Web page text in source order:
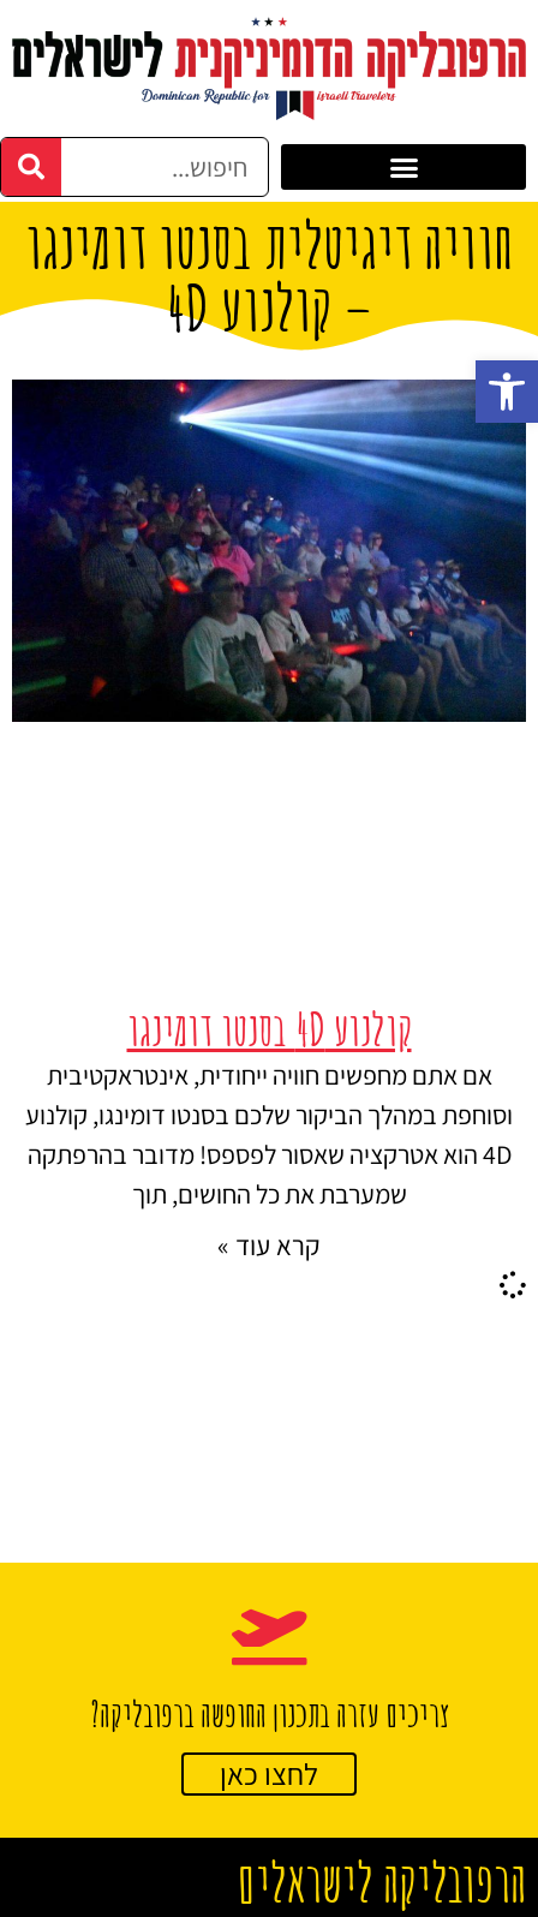
חוויה דיגיטלית בסנטו דומינגו
– קולנוע 4D
קולנוע 4D בסנטו דומינגו
אם אתם מחפשים חוויה ייחודית, אינטראקטיבית
וסוחפת במהלך הביקור שלכם בסנטו דומינגו, קולנוע
4D הוא אטרקציה שאסור לפספס! מדובר בהרפתקה
שמערבת את כל החושים, תוך
קרא עוד »
צריכים עזרה בתכנון החופשה ברפובליקה?
לחצו כאן
הרפובליקה לישראלים
פתח סרגל נגישות